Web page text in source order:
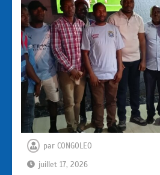
par CONGOLEO
juillet 17, 2026